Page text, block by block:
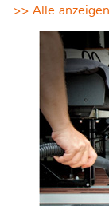
>> Alle anzeigen